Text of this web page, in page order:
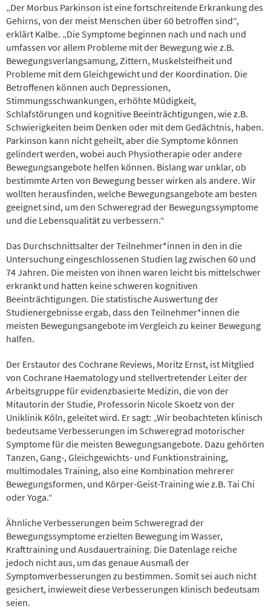
„Der Morbus Parkinson ist eine fortschreitende Erkrankung des
Gehirns, von der meist Menschen über 60 betroffen sind“,
erklärt Kalbe. „Die Symptome beginnen nach und nach und
umfassen vor allem Probleme mit der Bewegung wie z.B.
Bewegungsverlangsamung, Zittern, Muskelsteifheit und
Probleme mit dem Gleichgewicht und der Koordination. Die
Betroffenen können auch Depressionen,
Stimmungsschwankungen, erhöhte Müdigkeit,
Schlafstörungen und kognitive Beeinträchtigungen, wie z.B.
Schwierigkeiten beim Denken oder mit dem Gedächtnis, haben.
Parkinson kann nicht geheilt, aber die Symptome können
gelindert werden, wobei auch Physiotherapie oder andere
Bewegungsangebote helfen können. Bislang war unklar, ob
bestimmte Arten von Bewegung besser wirken als andere. Wir
wollten herausfinden, welche Bewegungsangebote am besten
geeignet sind, um den Schweregrad der Bewegungssymptome
und die Lebensqualität zu verbessern.“
Das Durchschnittsalter der Teilnehmer*innen in den in die
Untersuchung eingeschlossenen Studien lag zwischen 60 und
74 Jahren. Die meisten von ihnen waren leicht bis mittelschwer
erkrankt und hatten keine schweren kognitiven
Beeinträchtigungen. Die statistische Auswertung der
Studienergebnisse ergab, dass den Teilnehmer*innen die
meisten Bewegungsangebote im Vergleich zu keiner Bewegung
halfen.
Der Erstautor des Cochrane Reviews, Moritz Ernst, ist Mitglied
von Cochrane Haematology und stellvertretender Leiter der
Arbeitsgruppe für evidenzbasierte Medizin, die von der
Mitautorin der Studie, Professorin Nicole Skoetz von der
Uniklinik Köln, geleitet wird. Er sagt: „Wir beobachteten klinisch
bedeutsame Verbesserungen im Schweregrad motorischer
Symptome für die meisten Bewegungsangebote. Dazu gehörten
Tanzen, Gang-, Gleichgewichts- und Funktionstraining,
multimodales Training, also eine Kombination mehrerer
Bewegungsformen, und Körper-Geist-Training wie z.B. Tai Chi
oder Yoga.“
Ähnliche Verbesserungen beim Schweregrad der
Bewegungssymptome erzielten Bewegung im Wasser,
Krafttraining und Ausdauertraining. Die Datenlage reiche
jedoch nicht aus, um das genaue Ausmaß der
Symptomverbesserungen zu bestimmen. Somit sei auch nicht
gesichert, inwieweit diese Verbesserungen klinisch bedeutsam
seien.